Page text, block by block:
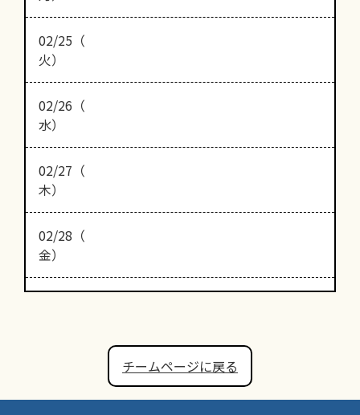
02/25（
火）
02/26（
水）
02/27（
木）
02/28（
金）
チームページに戻る